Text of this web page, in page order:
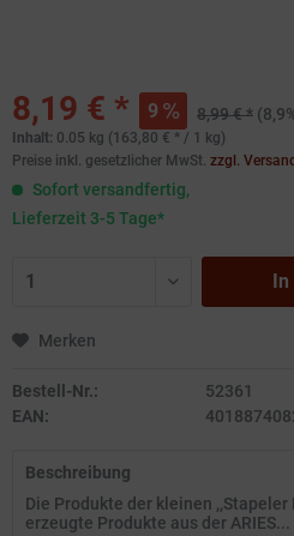
8,19 € * 9 8,99 € *
Inhalt: 0.05 kg (163,80 € * / 1 kg)
Preise inkl. gesetzlicher MwSt. zzgl.
Sofort versandfertig,
Lieferzeit 3-5 Tage*
In
Merken
Bestell-Nr.:
52361
EAN:
Beschreibung
Die Produkte der kleinen
erzeugte Produkte aus der ARIES...